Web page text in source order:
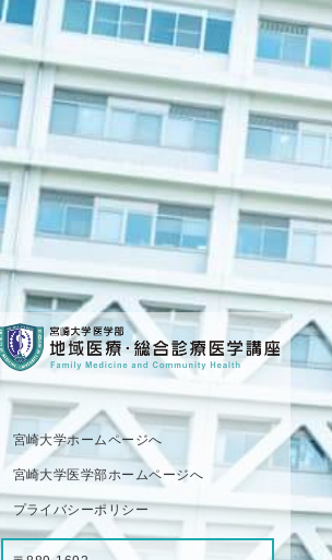
宮崎大学ホームページへ
宮崎大学医学部ホームページへ
プライバシーポリシー